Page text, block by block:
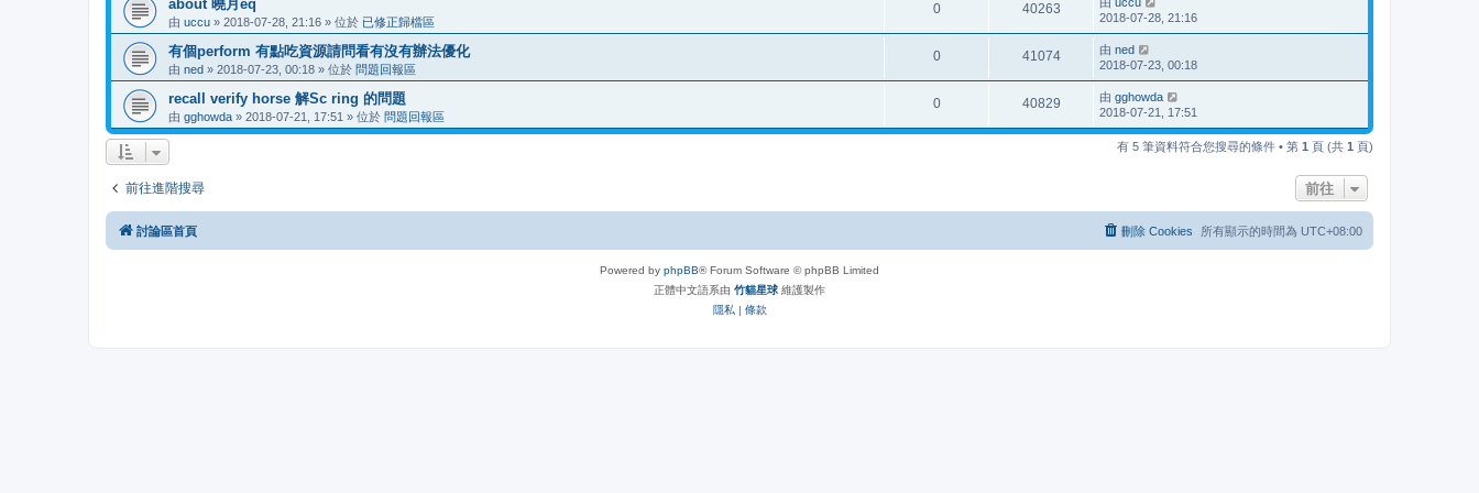
about 曉月eq
由 uccu » 2018-07-28, 21:16 » 位於 已修正歸檔區
0 40263
2018-07-28, 21:16
有個perform 有點吃資源請問看有沒有辦法優化
由 ned » 2018-07-23, 00:18 » 位於 問題回報區
0 41074 由 ned
2018-07-23, 00:18
recall verify horse 解Sc ring 的問題
由 gghowda » 2018-07-21, 17:51 » 位於 問題回報區
0 40829 由 gghowda
2018-07-21, 17:51
有 5 筆資料符合您搜尋的條件 • 第 1 頁 (共 1 頁)
前往進階搜尋 前往
討論區首頁 所有顯示的時間為 UTC+08:00
刪除 Cookies
Powered by phpBB® Forum Software © phpBB Limited
正體中文語系由 竹貓星球 維護製作
隱私 | 條款